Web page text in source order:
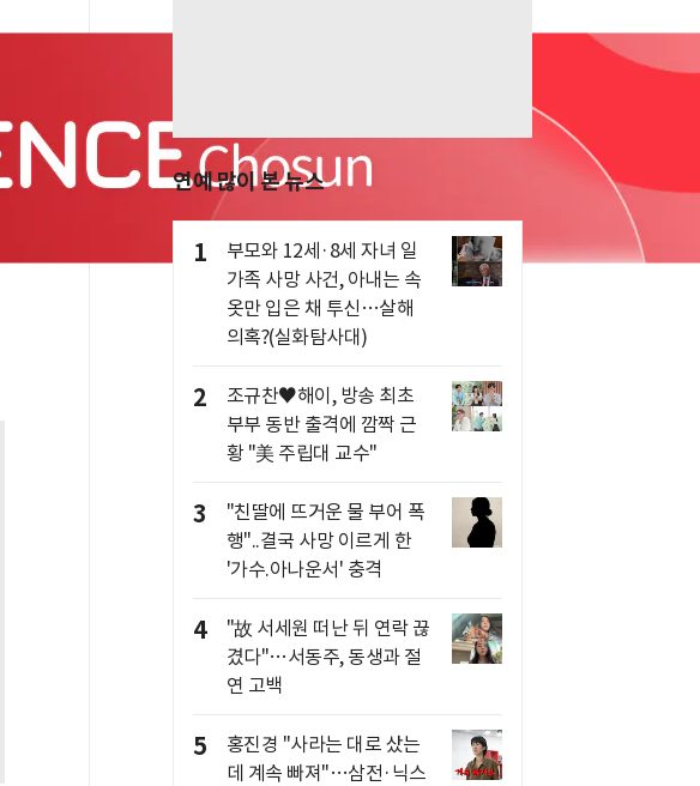
연예 많이 본 뉴스
1
부모와 12세·8세 자녀 일
가족 사망 사건, 아내는 속
옷만 입은 채 투신…살해
의혹?(실화탐사대)
2
조규찬♥해이, 방송 최초
부부 동반 출격에 깜짝 근
황 "美 주립대 교수"
3
"친딸에 뜨거운 물 부어 폭
행"..결국 사망 이르게 한
'가수.아나운서' 충격
4
"故 서세원 떠난 뒤 연락 끊
겼다"…서동주, 동생과 절
연 고백
5
홍진경 "사라는 대로 샀는
데 계속 빠져"…삼전·닉스